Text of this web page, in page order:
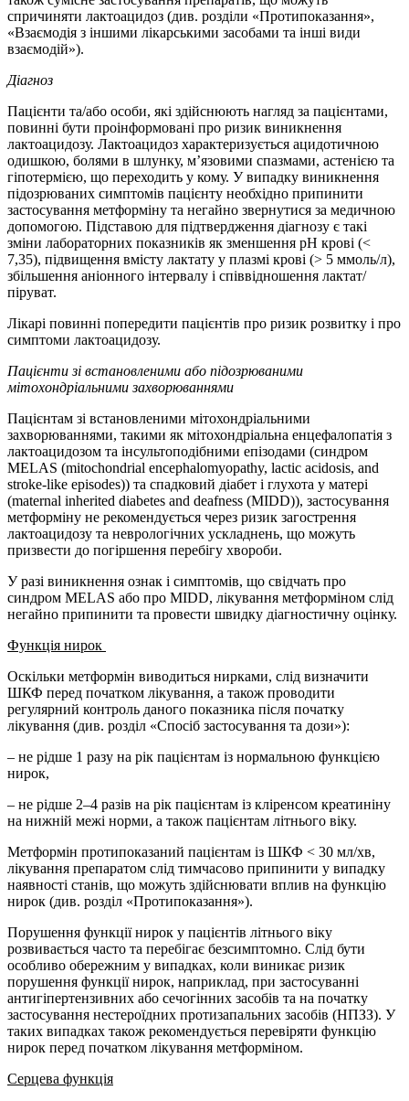
спричиняти лактоацидоз (див. розділи «Протипоказання»,
«Взаємодія з іншими лікарськими засобами та інші види
взаємодій»).
Діагноз
Пацієнти та/або особи, які здійснюють нагляд за пацієнтами,
повинні бути проінформовані про ризик виникнення
лактоацидозу. Лактоацидоз характеризується ацидотичною
одишкою, болями в шлунку, м’язовими спазмами, астенією та
гіпотермією, що переходить у кому. У випадку виникнення
підозрюваних симптомів пацієнту необхідно припинити
застосування метформіну та негайно звернутися за медичною
допомогою. Підставою для підтвердження діагнозу є такі
зміни лабораторних показників як зменшення рН крові (<
7,35), підвищення вмісту лактату у плазмі крові (> 5 ммоль/л),
збільшення аніонного інтервалу і співвідношення лактат/
піруват.
Лікарі повинні попередити пацієнтів про ризик розвитку і про
симптоми лактоацидозу.
Пацієнти зі встановленими або підозрюваними
мітохондріальними захворюваннями
Пацієнтам зі встановленими мітохондріальними
захворюваннями, такими як мітохондріальна енцефалопатія з
лактоацидозом та інсультоподібними епізодами (синдром
MELAS (mitochondrial encephalomyopathy, lactic acidosis, and
stroke-like episodes)) та спадковий діабет і глухота у матері
(maternal inherited diabetes and deafness (MIDD)), застосування
метформіну не рекомендується через ризик загострення
лактоацидозу та неврологічних ускладнень, що можуть
призвести до погіршення перебігу хвороби.
У разі виникнення ознак і симптомів, що свідчать про
синдром MELAS або про MIDD, лікування метформіном слід
негайно припинити та провести швидку діагностичну оцінку.
Функція нирок
Оскільки метформін виводиться нирками, слід визначити
ШКФ перед початком лікування, а також проводити
регулярний контроль даного показника після початку
лікування (див. розділ «Спосіб застосування та дози»):
– не рідше 1 разу на рік пацієнтам із нормальною функцією
нирок,
– не рідше 2–4 разів на рік пацієнтам із кліренсом креатиніну
на нижній межі норми, а також пацієнтам літнього віку.
Метформін протипоказаний пацієнтам із ШКФ < 30 мл/хв,
лікування препаратом слід тимчасово припинити у випадку
наявності станів, що можуть здійснювати вплив на функцію
нирок (див. розділ «Протипоказання»).
Порушення функції нирок у пацієнтів літнього віку
розвивається часто та перебігає безсимптомно. Слід бути
особливо обережним у випадках, коли виникає ризик
порушення функції нирок, наприклад, при застосуванні
антигіпертензивних або сечогінних засобів та на початку
застосування нестероїдних протизапальних засобів (НПЗЗ). У
таких випадках також рекомендується перевіряти функцію
нирок перед початком лікування метформіном.
Серцева функція